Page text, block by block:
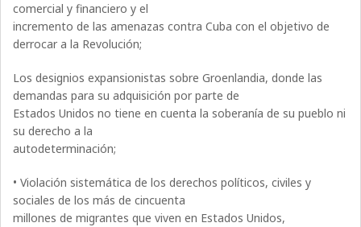
comercial y financiero y el
incremento de las amenazas contra Cuba con el objetivo de
derrocar a la Revolución;
Los designios expansionistas sobre Groenlandia, donde las
demandas para su adquisición por parte de
Estados Unidos no tiene en cuenta la soberanía de su pueblo ni
su derecho a la
autodeterminación;
• Violación sistemática de los derechos políticos, civiles y
sociales de los más de cincuenta
millones de migrantes que viven en Estados Unidos,